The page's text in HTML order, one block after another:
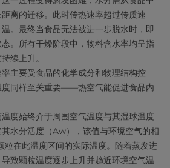
离的迁移。此时传热速率超过传质速
。最终当食品无法被进一步脱水时，即
。所有干燥阶段中，物料含水率均呈指
续上升。
主要受食品的化学成分和物理结构控
度同样至关重要——热空气能促进食品内
度始终介于周围空气温度与其湿球温度
水分活度（Aw），该值与环境空气的相
粒在此温度区间的实际温度。随着蒸发进
致颗粒温度逐步上升并趋近环境空气温